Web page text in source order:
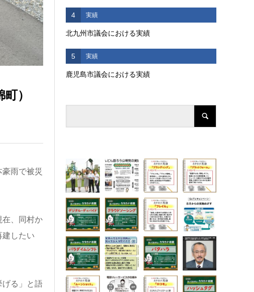
）
雨で被災
在、同村か
建したい
げる」と語
4 実績
北九州市議会における実績
5 実績
鹿児島市議会における実績